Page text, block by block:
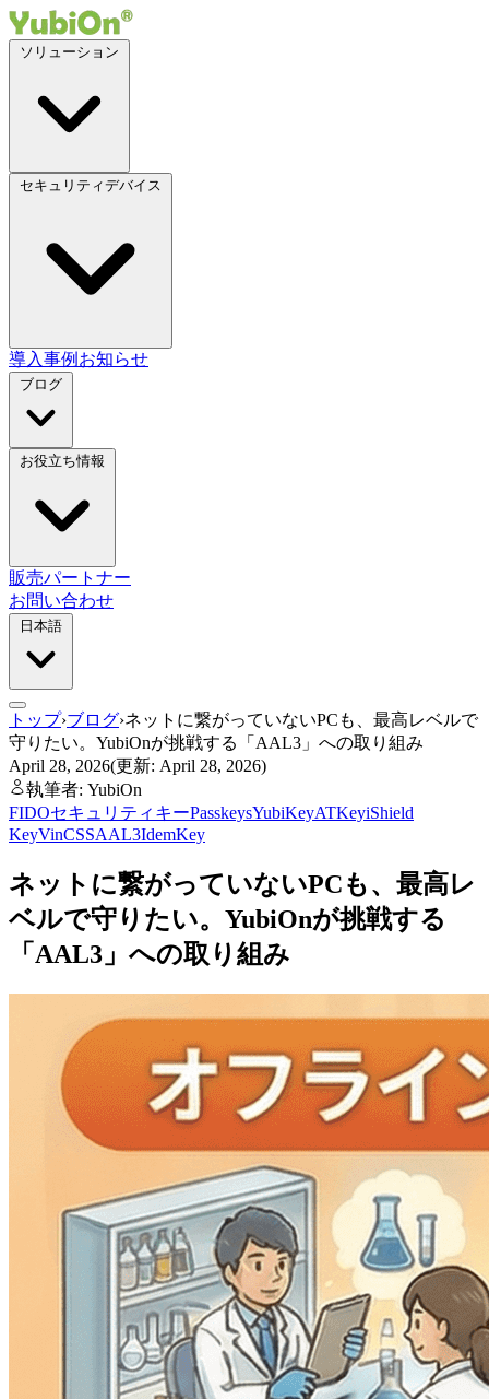
導入事例 お知らせ
販売パートナー
お問い合わせ
トップ›ブログ›ネットに繋がっていないPCも、最高レベルで
守りたい。YubiOnが挑戦する「AAL3」への取り組み
April 28, 2026(更新: April 28, 2026)
執筆者: YubiOn
FIDOセキュリティキーPasskeysYubiKeyATKeyiShield
KeyVinCSSAAL3IdemKey
ネットに繋がっていないPCも、最高レ
ベルで守りたい。YubiOnが挑戦する
「AAL3」への取り組み